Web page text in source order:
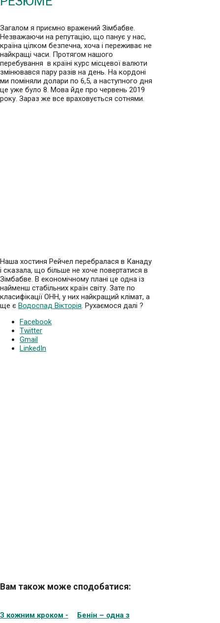
Загалом я приємно вражений Зімбабве.
Незважаючи на репутацію, що панує у нас,
країна цілком безпечна, хоча і переживає не
найкращі часи. Протягом нашого
перебування в країні курс місцевої валюти
змінювався пару разів на день. На кордоні
ми поміняли долари по 6,5, а наступного дня
це уже було 8. Мова йде про червень 2019
року. Зараз же все враховується сотнями.
Наша хостиня Рейчел перебралася в Канаду
і сказала, що більше не хоче повертатися в
Зімбабве. В економічному плані це одна із
найменш стабільних країн світу. Зате по
класифікації ОНН, у них найкращий клімат, а
ще є Водоспад Вікторія. Рухаємося далі ?
Facebook
Twitter
Gmail
LinkedIn
Вам також може сподобатися:
З кожним кроком -
Бенін – одна з